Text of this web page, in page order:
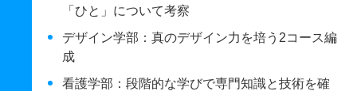
「ひと」について考察
デザイン学部：真のデザイン力を培う2コース編
成
看護学部：段階的な学びで専門知識と技術を確